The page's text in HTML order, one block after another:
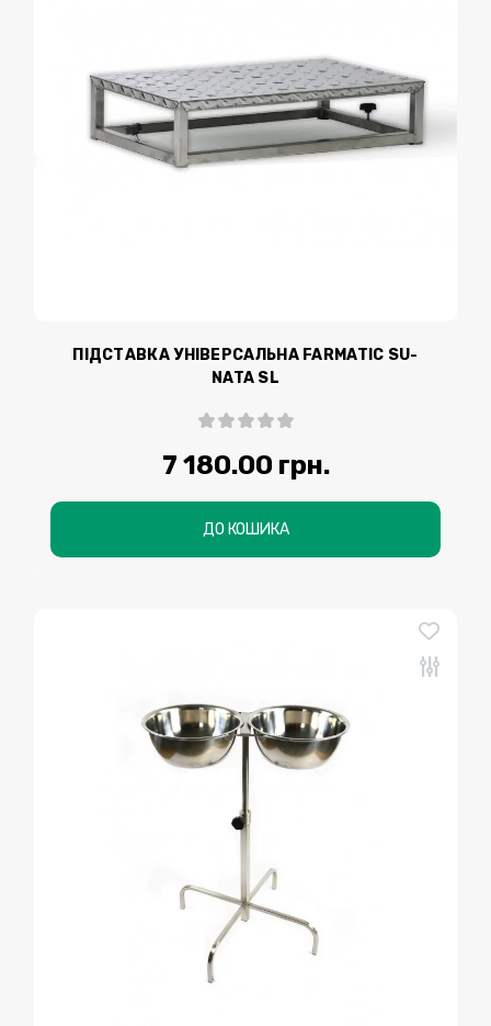
ПІДСТАВКА УНІВЕРСАЛЬНА FARMATIC SU-
NATA SL
7 180.00 грн.
ДО КОШИКА